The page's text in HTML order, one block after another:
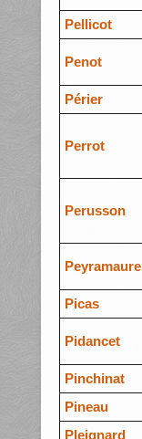
Pellicot
Penot
Périer
Perrot
Perusson
Peyramaure
Picas
Pidancet
Pinchinat
Pineau
Pleignard